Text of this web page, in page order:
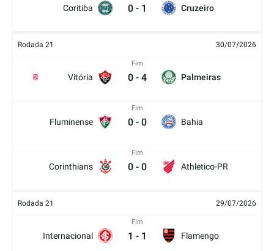
Coritiba 0 - 1 Cruzeiro
Rodada 21 30/07/2026
Vitória
2
Fim
0 - 4 Palmeiras
Fluminense
Fim
0 - 0 Bahia
Corinthians
Fim
0 - 0 Athletico-PR
Rodada 21 29/07/2026
Internacional
Fim
1 - 1 Flamengo